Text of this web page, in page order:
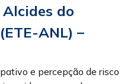
do
ANL) –
e percepção de risco